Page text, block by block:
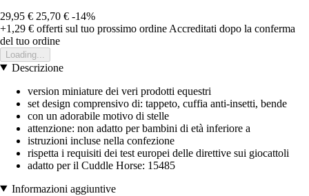
29,95 € 25,70 € -14%
+1,29 € offerti sul tuo prossimo ordine Accreditati dopo la conferma
del tuo ordine
Loading...
Descrizione
version miniature dei veri prodotti equestri
set design comprensivo di: tappeto, cuffia anti-insetti, bende
con un adorabile motivo di stelle
attenzione: non adatto per bambini di età inferiore a
istruzioni incluse nella confezione
rispetta i requisiti dei test europei delle direttive sui giocattoli
adatto per il Cuddle Horse: 15485
Informazioni aggiuntive